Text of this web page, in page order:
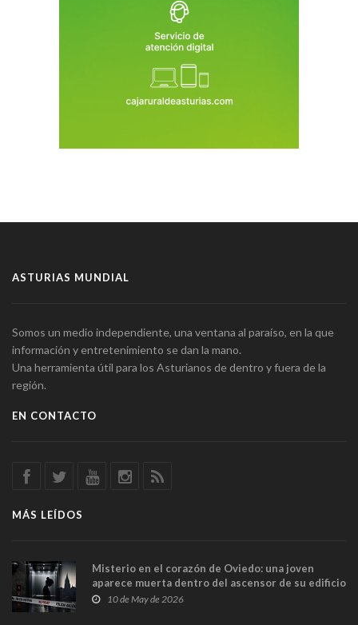
ASTURIAS MUNDIAL
Somos un medio independiente, una ventana al paraíso, en la que
información y entretenimiento se dan la mano.
Una herramienta útil para los Asturianos de dentro y fuera de la
región.
EN CONTACTO
MÁS LEÍDOS
Misterio en el corazón de Oviedo: una joven
aparece muerta dentro del ascensor de su edificio
y las cámaras captan sus últimos minutos
10 de May de 2026